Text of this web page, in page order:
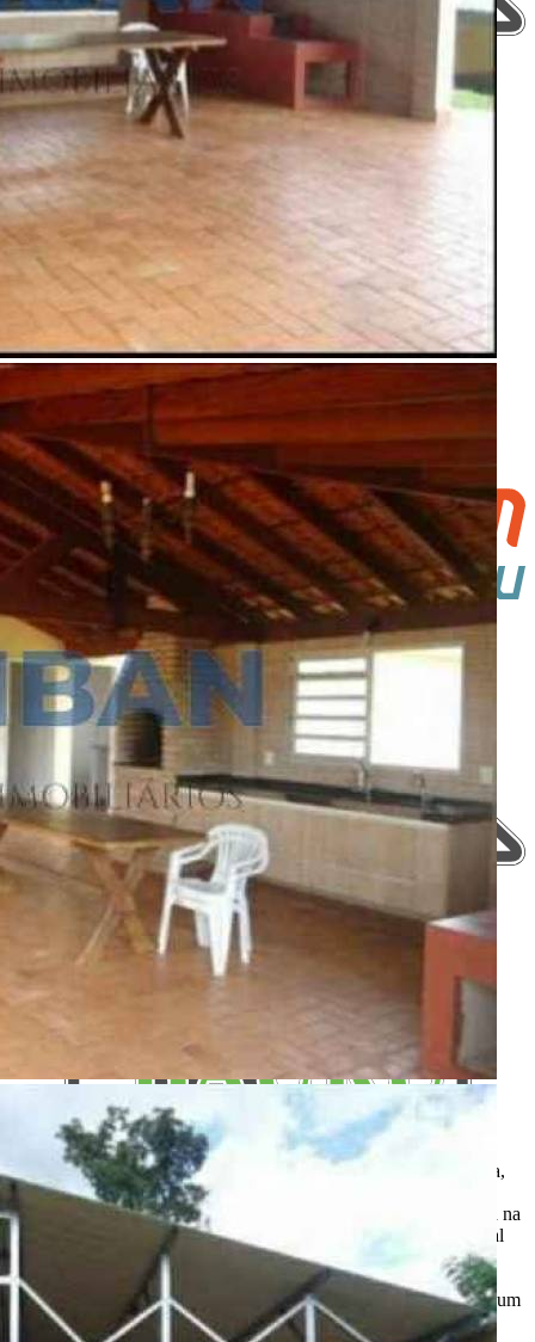
Aqui, no Portal Casa Bauru você encontra os imóveis para venda,
locação e aluguel de temporada das principais imobiliárias e
corretores em um só lugar. Precisando de um salão, chácara, casa na
praia ou sítio para eventos? Aqui você também encontra! O Portal
Casa Bauru apenas divulga as informações cadastradas pelos
usuários como um sistema de classificados. Não nos
responsabilizamos pelo conteúdo dos anúncios e não temos nenhum
envolvimento na negociação dos imóveis. SEMPRE consulte a